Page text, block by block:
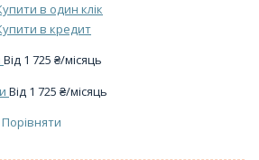
в один клік
в кредит
Вiд 1 725 ₴/місяць
Вiд 1 725 ₴/місяць
Порівняти